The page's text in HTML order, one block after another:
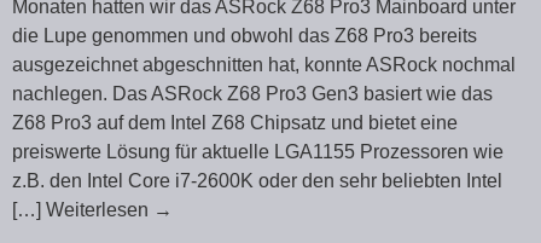
Monaten hatten wir das ASRock Z68 Pro3 Mainboard unter
die Lupe genommen und obwohl das Z68 Pro3 bereits
ausgezeichnet abgeschnitten hat, konnte ASRock nochmal
nachlegen. Das ASRock Z68 Pro3 Gen3 basiert wie das
Z68 Pro3 auf dem Intel Z68 Chipsatz und bietet eine
preiswerte Lösung für aktuelle LGA1155 Prozessoren wie
z.B. den Intel Core i7-2600K oder den sehr beliebten Intel
[…] Weiterlesen →